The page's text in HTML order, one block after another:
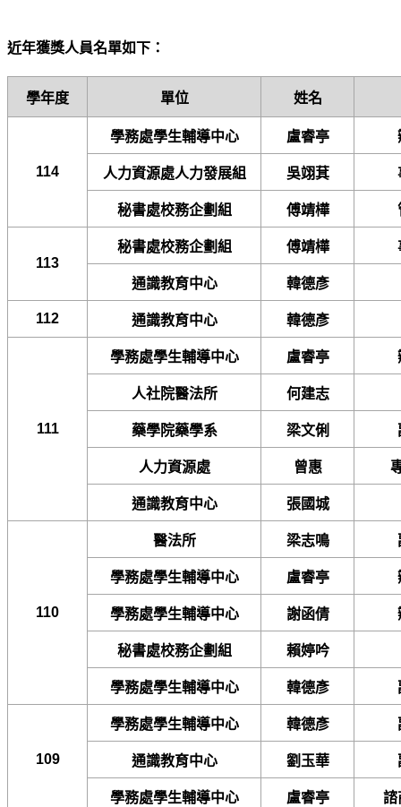
近年獲獎人員名單如下：
學年度 單位 姓名
114
學務處學生輔導中心 盧睿亭
人力資源處人力發展組 吳翊萁
秘書處校務企劃組 傅靖樺
113
秘書處校務企劃組 傅靖樺
通識教育中心 韓德彥
112 通識教育中心 韓德彥
111
學務處學生輔導中心 盧睿亭
人社院醫法所 何建志
藥學院藥學系 梁文俐
人力資源處 曾惠
通識教育中心 張國城
110
醫法所 梁志鳴
學務處學生輔導中心 盧睿亭
學務處學生輔導中心 謝函倩
秘書處校務企劃組 賴婷吟
學務處學生輔導中心 韓德彥
109
學務處學生輔導中心 韓德彥
通識教育中心 劉玉華
學務處學生輔導中心 盧睿亭 諮